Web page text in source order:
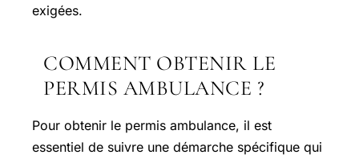
exigées.
COMMENT OBTENIR LE
PERMIS AMBULANCE ?
Pour obtenir le permis ambulance, il est
essentiel de suivre une démarche spécifique qui